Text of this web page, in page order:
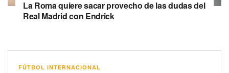
La Roma quiere sacar provecho de las dudas del
Real Madrid con Endrick
FÚTBOL INTERNACIONAL